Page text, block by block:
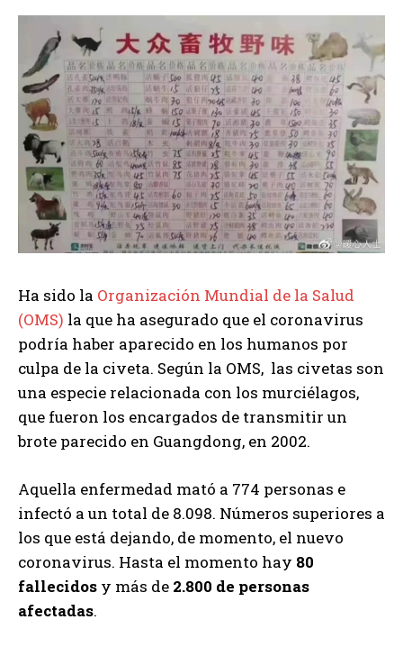
Ha sido la Organización Mundial de la Salud
(OMS) la que ha asegurado que el coronavirus
podría haber aparecido en los humanos por
culpa de la civeta. Según la OMS, las civetas son
una especie relacionada con los murciélagos,
que fueron los encargados de transmitir un
brote parecido en Guangdong, en 2002.
Aquella enfermedad mató a 774 personas e
infectó a un total de 8.098. Números superiores a
los que está dejando, de momento, el nuevo
coronavirus. Hasta el momento hay 80
fallecidos y más de 2.800 de personas
afectadas.